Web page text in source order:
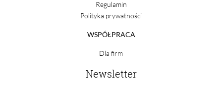
Regulamin
Polityka prywatności
WSPÓŁPRACA
Dla firm
Newsletter